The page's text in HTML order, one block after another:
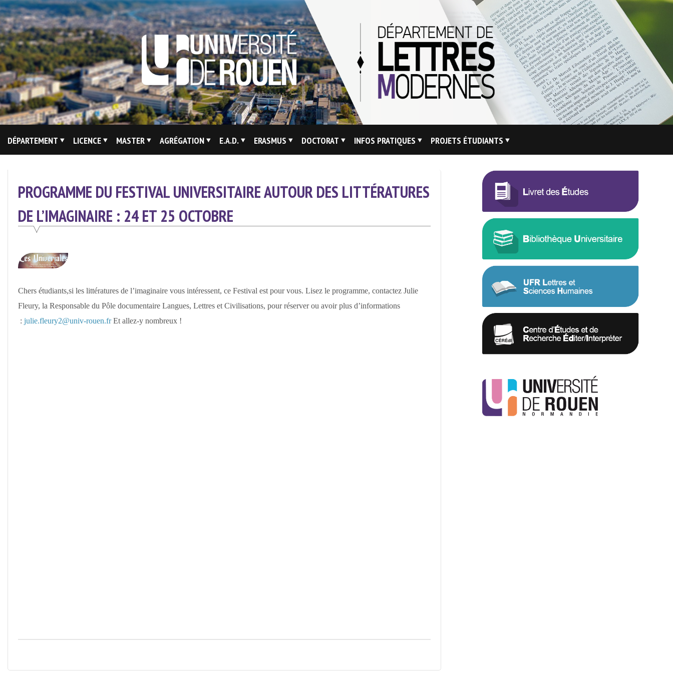
Skip
to
content
Site
Du
Département
Lettres
Modernes
Rouen
DÉPARTEMENT LICENCE MASTER AGRÉGATION E.A.D. ERASMUS DOCTORAT INFOS PRATIQUES PROJETS ÉTUDIANTS
PROGRAMME DU FESTIVAL UNIVERSITAIRE AUTOUR DES LITTÉRATURES
DE L’IMAGINAIRE : 24 ET 25 OCTOBRE
Chers étudiants,si les littératures de l’imaginaire vous intéressent, ce Festival est pour vous. Lisez le programme, contactez Julie
Fleury, la Responsable du Pôle documentaire Langues, Lettres et Civilisations, pour réserver ou avoir plus d’informations
: julie.fleury2@univ-rouen.frEt allez-y nombreux !